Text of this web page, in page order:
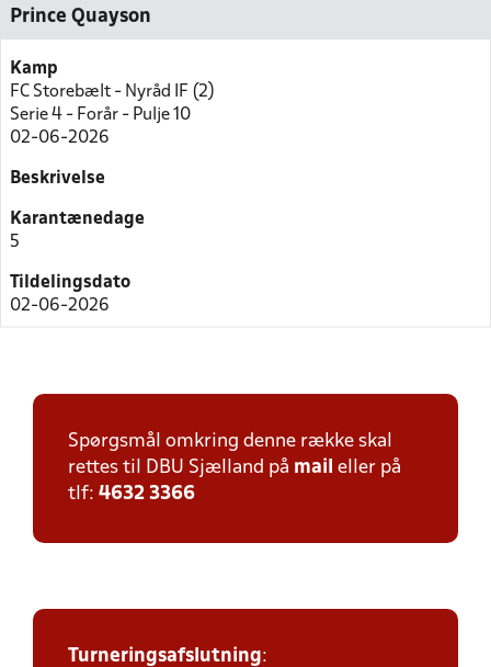
Prince Quayson
Kamp
FC Storebælt - Nyråd IF (2)
Serie 4 - Forår - Pulje 10
02-06-2026
Beskrivelse
Karantænedage
5
Tildelingsdato
02-06-2026
Spørgsmål omkring denne række skal
rettes til DBU Sjælland på mail eller på
tlf: 4632 3366
Turneringsafslutning: